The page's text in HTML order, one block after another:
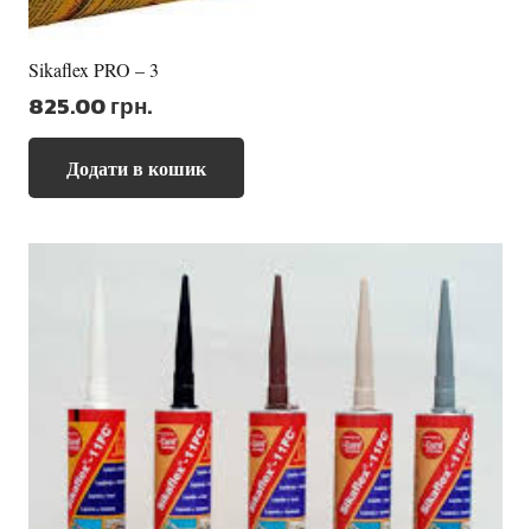
Sikaflex PRO – 3
825.00грн.
Додати в кошик